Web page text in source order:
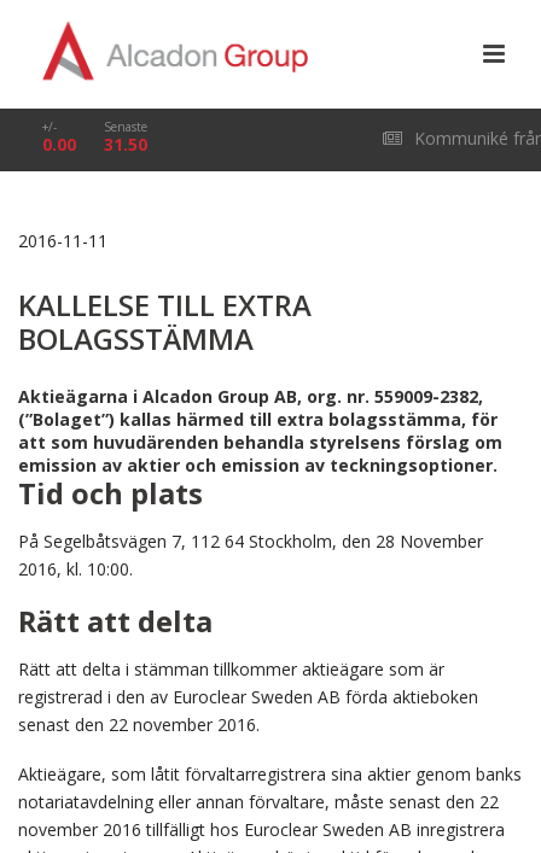
+/-
0.00
Senaste
31.50 Kommuniké
2016-11-11
KALLELSE TILL EXTRA
BOLAGSSTÄMMA
Aktieägarna i Alcadon Group AB, org. nr. 559009-2382,
(”Bolaget”) kallas härmed till extra bolagsstämma, för
att som huvudärenden behandla styrelsens förslag om
emission av aktier och emission av teckningsoptioner.
Tid och plats
På Segelbåtsvägen 7, 112 64 Stockholm, den 28 November
2016, kl. 10:00.
Rätt att delta
Rätt att delta i stämman tillkommer aktieägare som är
registrerad i den av Euroclear Sweden AB förda aktieboken
senast den 22 november 2016.
Aktieägare, som låtit förvaltarregistrera sina aktier genom banks
notariatavdelning eller annan förvaltare, måste senast den 22
november 2016 tillfälligt hos Euroclear Sweden AB inregistrera